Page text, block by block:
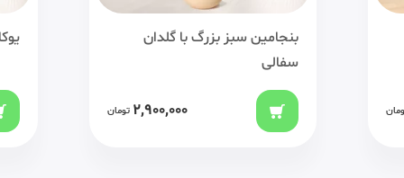
بنجامین سبز بزرگ با گلدان
سفالی
2,900,000 تومان